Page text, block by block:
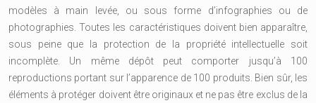
modèles à main levée, ou sous forme d’infographies ou de
photographies. Toutes les caractéristiques doivent bien apparaître,
sous peine que la protection de la propriété intellectuelle soit
incomplète. Un même dépôt peut comporter jusqu’à 100
reproductions portant sur l’apparence de 100 produits. Bien sûr, les
éléments à protéger doivent être originaux et ne pas être exclus de la